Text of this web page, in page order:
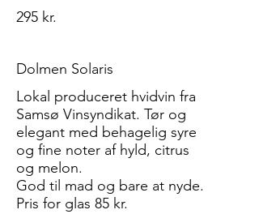
295 kr.
Dolmen Solaris
Lokal produceret hvidvin fra
Samsø Vinsyndikat. Tør og
elegant med behagelig syre
og fine noter af hyld, citrus
og melon.
God til mad og bare at nyde.
Pris for glas 85 kr.